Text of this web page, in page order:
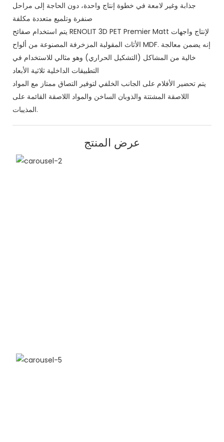
جذابة وغير لامعة في خطوة إنتاج واحدة، دون الحاجة إلى مراحل
يتم استخدام صفائح RENOLIT 3D PET Premier Matt لإنتاج واجهات
الأثاث المقولبة المزخرفة المصنوعة من ألواح MDF. إنه يضمن معالجة
خالية من المشاكل (التشكيل الحراري) وهو مثالي للاستخدام في
يتم تحضير الأفلام على الجانب الخلفي لتوفير التصاق ممتاز مع المواد
اللاصقة المشتتة والذوبان الساخن والمواد اللاصقة القائمة على
المذيبات.
عرض المنتج